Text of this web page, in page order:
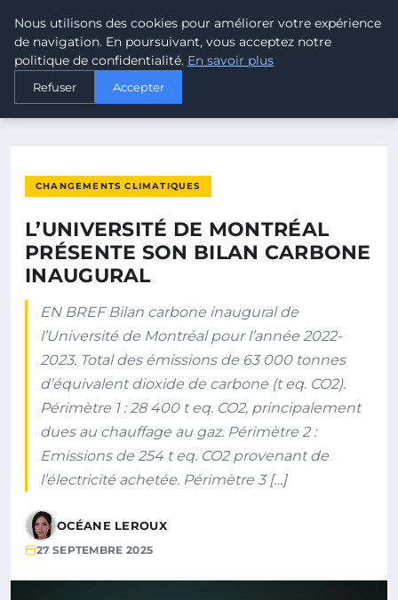
MALTA CLIMATE
ACCUEIL
L’UNIVERSITÉ DE MONTRÉAL PRÉSENTE SON BILAN CARBONE…
CHANGEMENTS CLIMATIQUES
L’UNIVERSITÉ DE MONTRÉAL
PRÉSENTE SON BILAN CARBONE
INAUGURAL
EN BREF Bilan carbone inaugural de
l’Université de Montréal pour l’année 2022-
2023. Total des émissions de 63 000 tonnes
d’équivalent dioxide de carbone (t eq. CO2).
Périmètre 1 : 28 400 t eq. CO2, principalement
dues au chauffage au gaz. Périmètre 2 :
Emissions de 254 t eq. CO2 provenant de
l’électricité achetée. Périmètre 3 […]
OCÉANE LEROUX
27 SEPTEMBRE 2025
Nous utilisons des cookies pour améliorer votre expérience
de navigation. En poursuivant, vous acceptez notre
politique de confidentialité. En savoir plus
Refuser Accepter